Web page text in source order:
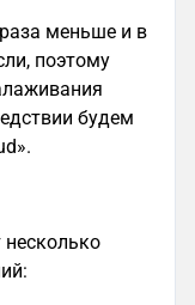
меньше и в
поэтому
будем